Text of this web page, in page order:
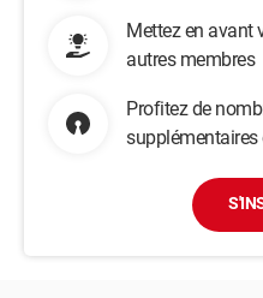
Mettez en avant
autres membres
Profitez de